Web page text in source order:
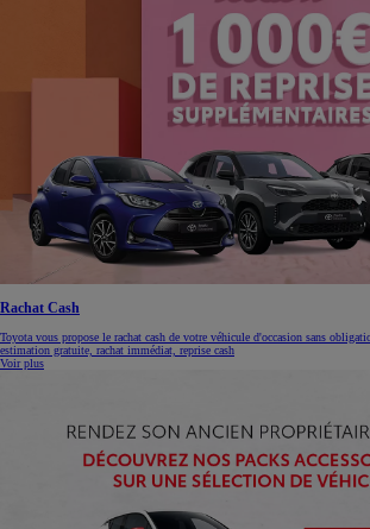
Rachat Cash
Toyota vous propose le rachat cash de votre véhicule d'occasion sans
estimation gratuite, rachat immédiat, reprise cash
Voir plus